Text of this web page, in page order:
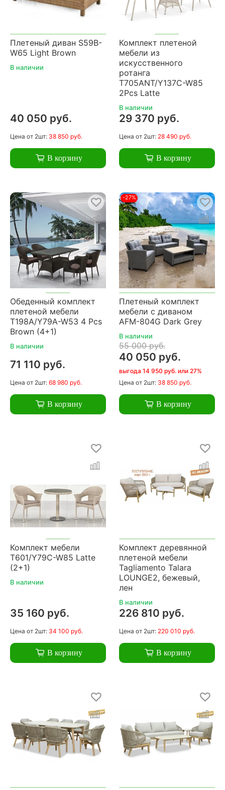
Плетеный диван S59B-
W65 Light Brown
В наличии
40 050 руб.
Цена от 2шт: 38 850 руб.
В корзину
Комплект плетеной
мебели из
искусственного
ротанга
T705ANT/Y137C-W85
2Pcs Latte
В наличии
29 370 руб.
Цена от 2шт: 28 490 руб.
В корзину
Обеденный комплект
плетеной мебели
T198A/Y79A-W53 4 Pcs
Brown (4+1)
В наличии
71 110 руб.
Цена от 2шт: 68 980 руб.
В корзину
-27%
Плетеный комплект
мебели с диваном
AFM-804G Dark Grey
В наличии
55 000 руб.
40 050 руб.
выгода 14 950 руб. или 27%
Цена от 2шт: 38 850 руб.
В корзину
Комплект мебели
T601/Y79C-W85 Latte
(2+1)
В наличии
35 160 руб.
Цена от 2шт: 34 100 руб.
В корзину
Комплект деревянной
плетеной мебели
Tagliamento Talara
LOUNGE2, бежевый,
лен
В наличии
226 810 руб.
Цена от 2шт: 220 010 руб.
В корзину